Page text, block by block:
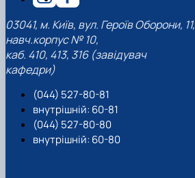
03041, м. Київ, вул. Героїв Оборони, 11,
навч.корпус № 10,
каб. 410, 413, 316 (завідувач
кафедри)
(044) 527-80-81
внутрішній: 60-81
(044) 527-80-80
внутрішній: 60-80